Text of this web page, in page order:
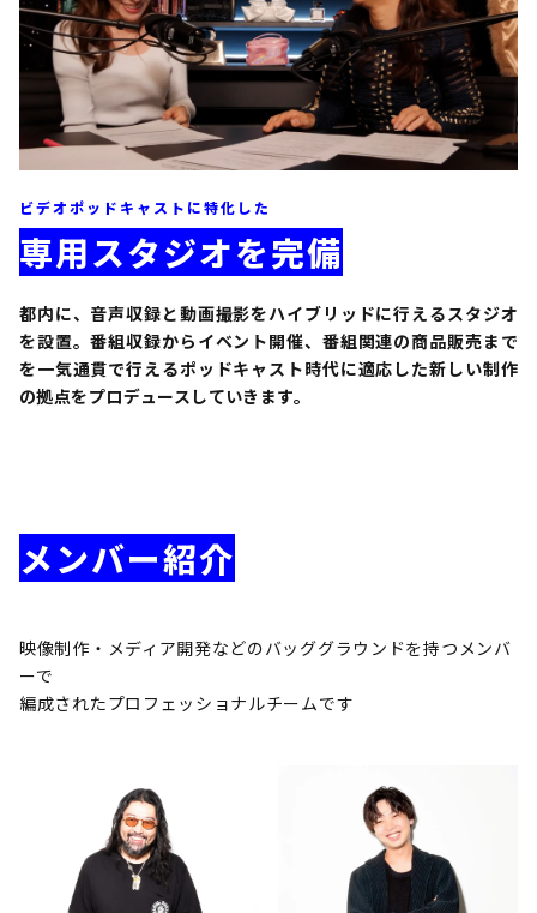
ビデオポッドキャストに特化した
専用スタジオを完備
都内に、音声収録と動画撮影をハイブリッドに行えるスタジオ
を設置。番組収録からイベント開催、番組関連の商品販売まで
を一気通貫で行えるポッドキャスト時代に適応した新しい制作
の拠点をプロデュースしていきます。
メンバー紹介
映像制作・メディア開発などのバッググラウンドを持つメンバ
ーで
編成されたプロフェッショナルチームです